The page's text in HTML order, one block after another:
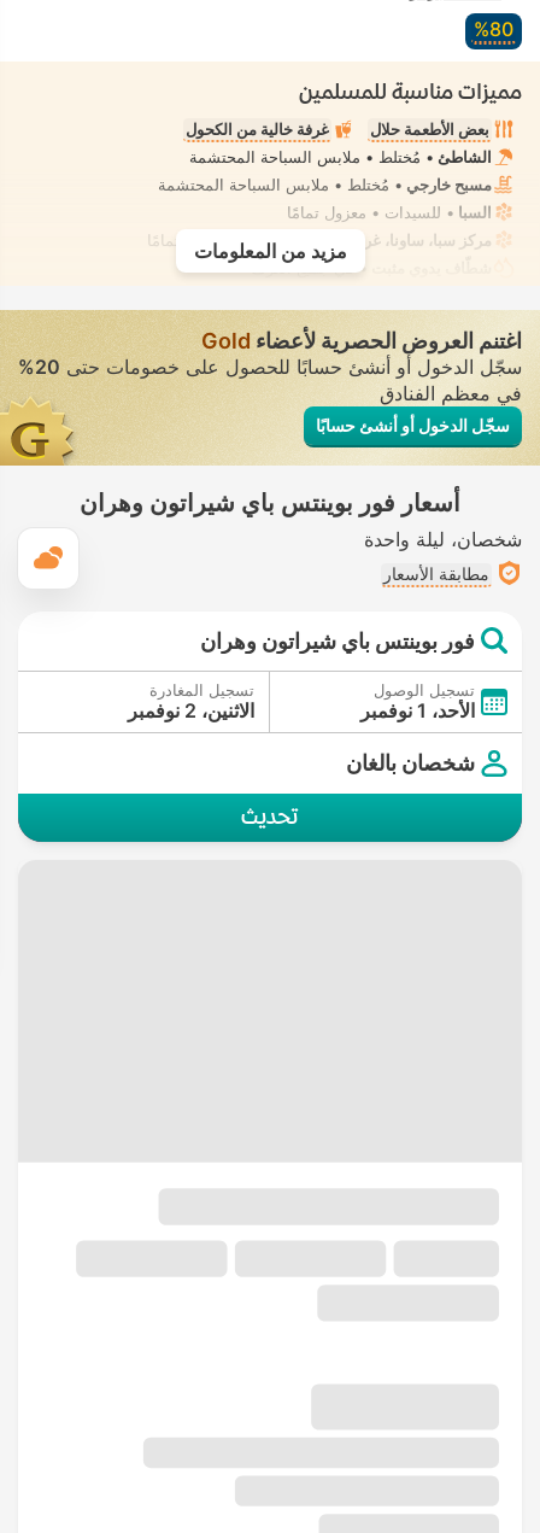
80‏%
مميزات مناسبة للمسلمين
بعض الأطعمة حلال
غرفة خالية من الكحول
الشاطئ • مُختلط • ملابس السباحة المحتشمة
مسبح خارجي • مُختلط • ملابس السباحة المحتشمة
السبا • للسيدات • معزول تمامًا
مركز سبا، ساونا، غرفة بخار
• للسيدات • معزول تمامًا
• في جميع الغرف
مزيد من المعلومات
اغتنم العروض الحصرية لأعضاء Gold
سجّل الدخول أو أنشئ حسابًا للحصول على خصومات حتى20%
في معظم الفنادق
سجّل الدخول أو أنشئ حسابًا
أسعار فور بوينتس باي شيراتون وهران
شخصان ليلة واحدة
مطابقة الأسعار
فور بوينتس باي شيراتون وهران
تسجيل الوصول
الأحد، 1 نوفمبر
تسجيل المغادرة
الاثنين، 2 نوفمبر
شخصان بالغان
تحديث